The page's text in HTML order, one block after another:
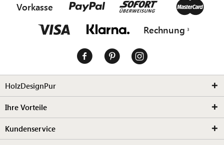
Vorkasse
Rechnung
HolzDesignPur
Ihre Vorteile
Kundenservice